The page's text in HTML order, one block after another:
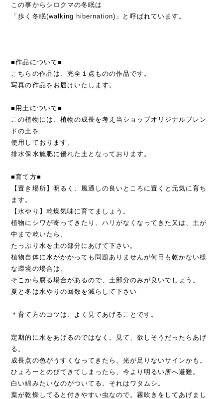
この事からシロクマの冬眠は
「歩く冬眠(walking hibernation)」と呼ばれています。
■作品について■
こちらの作品は、完全１点ものの作品です。
写真の作品をお届けいたします。
■用土について■
この植物には、植物の成長を考え当ショップオリジナルブレン
ドの土を
使用しております。
排水保水施肥に優れた土となっております。
■育て方■
【置き場所】明るく、風通しの良いところに置くと元気に育ち
ます。
【水やり】乾燥気味に育てましょう。
植物にシワが寄ってきたり、ハリがなくなってきた又は、土が
中まで乾いたら、
たっぷり水を土の部分にあげて下さい。
植物自体に水がかかっても問題ありませんが何日も乾かない様
な環境の場合は、
そこから腐る場合があるので、土部分のみが良いでしょう。
夏と冬は水やりの回数を減らして下さい
＊育て方のコツは、よく見てあげることです。
定期的に水をあげるのではなく。見て、欲しそうだったらあげ
る。
成長点の色がうすくなってきたら、光が足りないサインかも。
ひょろーとのびてきてしまったら、今より明るい所へ避難。
白い綿みたいなのがついてる。それはワタムシ。
葉が乾燥してると付きやすい虫なので。霧吹きをしてあげまし